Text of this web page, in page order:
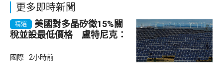
更多即時新聞
精選
美國對多晶矽徵15%關
稅並設最低價格 盧特尼克：
國際 2小時前